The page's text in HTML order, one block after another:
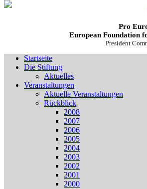
Pro
European Foundation
President
Startseite
Die Stiftung
Aktuelles
Veranstaltungen
Aktuelle Veranstaltungen
Rückblick
2008
2007
2006
2005
2004
2003
2002
2001
2000